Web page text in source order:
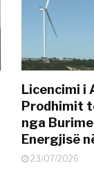
Licencimi
Prodhimit
nga
Energjisë
23/07/2026